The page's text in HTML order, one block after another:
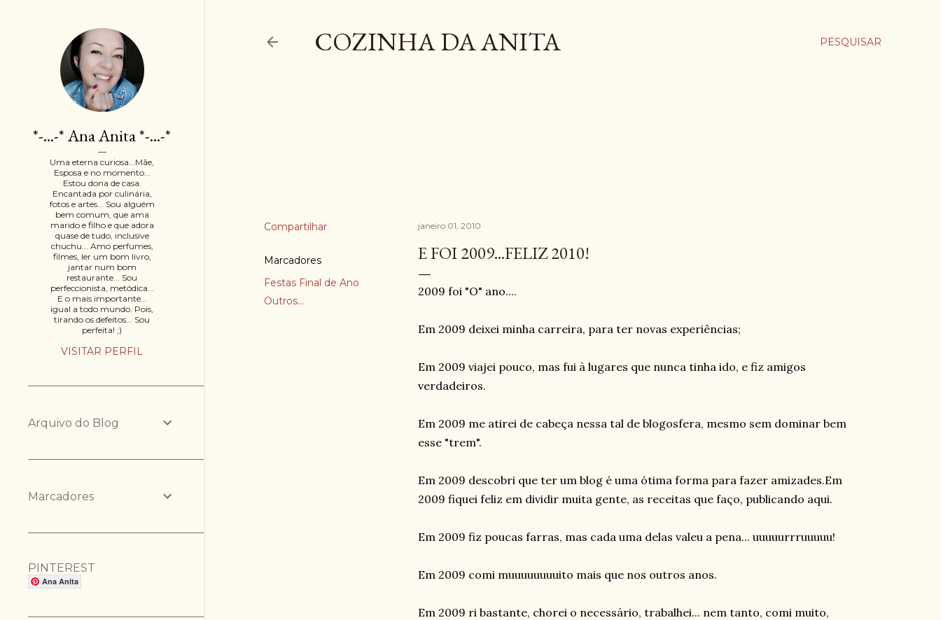
PESQUISAR
COZINHA DA ANITA
Compartilhar
Marcadores
Festas Final de Ano
Outros...
janeiro 01, 2010
E FOI 2009...FELIZ 2010!
2009 foi "O" ano....
Em 2009 deixei minha carreira, para ter novas experiências;
Em 2009 viajei pouco, mas fui à lugares que nunca tinha ido, e fiz amigos
verdadeiros.
Em 2009 me atirei de cabeça nessa tal de blogosfera, mesmo sem dominar bem
esse "trem".
Em 2009 descobri que ter um blog é uma ótima forma para fazer amizades.Em
2009 fiquei feliz em dividir muita gente, as receitas que faço, publicando aqui.
Em 2009 fiz poucas farras, mas cada uma delas valeu a pena... uuuuurrruuuuu!
Em 2009 comi muuuuuuuuito mais que nos outros anos.
Em 2009 ri bastante, chorei o necessário, trabalhei... nem tanto, comi muito,
*-...-* Ana Anita *-...-*
Uma eterna curiosa...Mãe,
Esposa e no momento...
Estou dona de casa.
Encantada por culinária,
fotos e artes... Sou alguém
bem comum, que ama
marido e filho e que adora
quase de tudo, inclusive
chuchu... Amo perfumes,
filmes, ler um bom livro,
jantar num bom
restaurante... Sou
perfeccionista, metódica...
E o mais importante...
igual a todo mundo. Pois,
tirando os defeitos... Sou
perfeita! ;)
VISITAR PERFIL
Arquivo do Blog
Marcadores
PINTEREST
Ana Anita